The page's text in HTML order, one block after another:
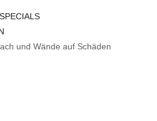
und Wände auf Schäden